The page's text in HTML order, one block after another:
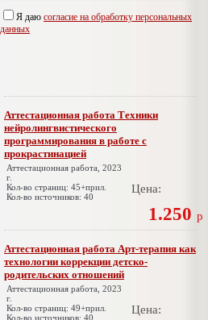
Я даю согласие на обработку персональных
данных
Аттестационная работа Техники
нейролингвистического
программирования в работе с
прокрастинацией
Аттестационная работа, 2023
г.
Кол-во страниц: 45+прил.
Кол-во источников: 40
Цена:
1.250 р
Аттестационная работа Арт-терапия как
технологии коррекции детско-
родительских отношений
Аттестационная работа, 2023
г.
Кол-во страниц: 49+прил.
Кол-во источников: 40
Цена: